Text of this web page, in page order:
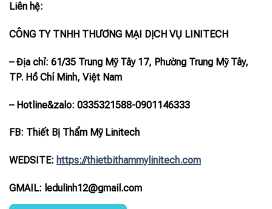
Liên hệ:
CÔNG TY TNHH THƯƠNG MẠI DỊCH VỤ LINITECH
– Địa chỉ: 61/35 Trung Mỹ Tây 17, Phường Trung Mỹ Tây,
TP. Hồ Chí Minh, Việt Nam
– Hotline&zalo: 0335321588-0901146333
FB: Thiết Bị Thẩm Mỹ Linitech
WEDSITE: https://thietbithammylinitech.com
GMAIL: ledulinh12@gmail.com